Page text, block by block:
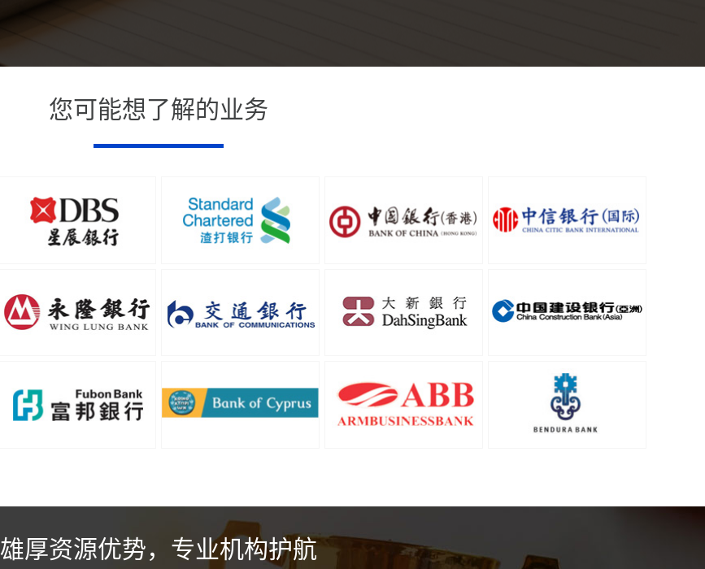
您可能想了解的业务
雄厚资源优势，专业机构护航